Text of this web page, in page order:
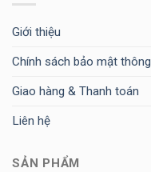
Giới thiệu
Chính sách bảo mật
Giao hàng & Thanh toán
Liên hệ
SẢN PHẨM